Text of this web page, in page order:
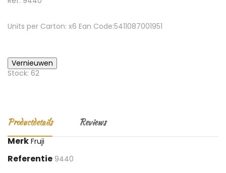
Units per Carton: x6 Ean Code:5411087001951
Stock: 62
Productdetails
Reviews
Merk Fruji
Referentie 9440